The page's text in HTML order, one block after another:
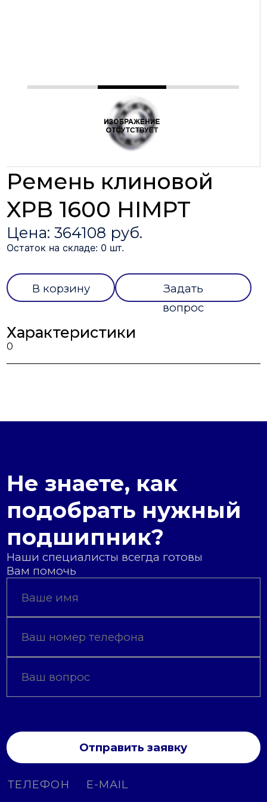
Ремень клиновой
XPB 1600 HIMPT
Цена: 364108 руб.
Остаток на складе: 0 шт.
В корзину
Задать
вопрос
Характеристики
0
Не знаете, как
подобрать нужный
подшипник?
Наши специалисты всегда готовы
Вам помочь
Отправить заявку
ТЕЛЕФОН E-MAIL